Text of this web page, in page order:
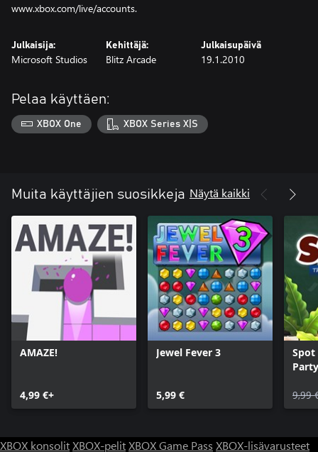
www.xbox.com/live/accounts.
Julkaisija:
Microsoft Studios
Kehittäjä:
Blitz Arcade
Julkaisupäivä
19.1.2010
Pelaa käyttäen:
XBOX One XBOX Series X|S
Muita käyttäjien suosikkeja Näytä kaikki
AMAZE!
4,99 €+
Jewel Fever 3
5,99 €
Spot
Party
9,99
XBOX konsolitXBOX-pelitXBOX Game Pass XBOX-lisävarusteet